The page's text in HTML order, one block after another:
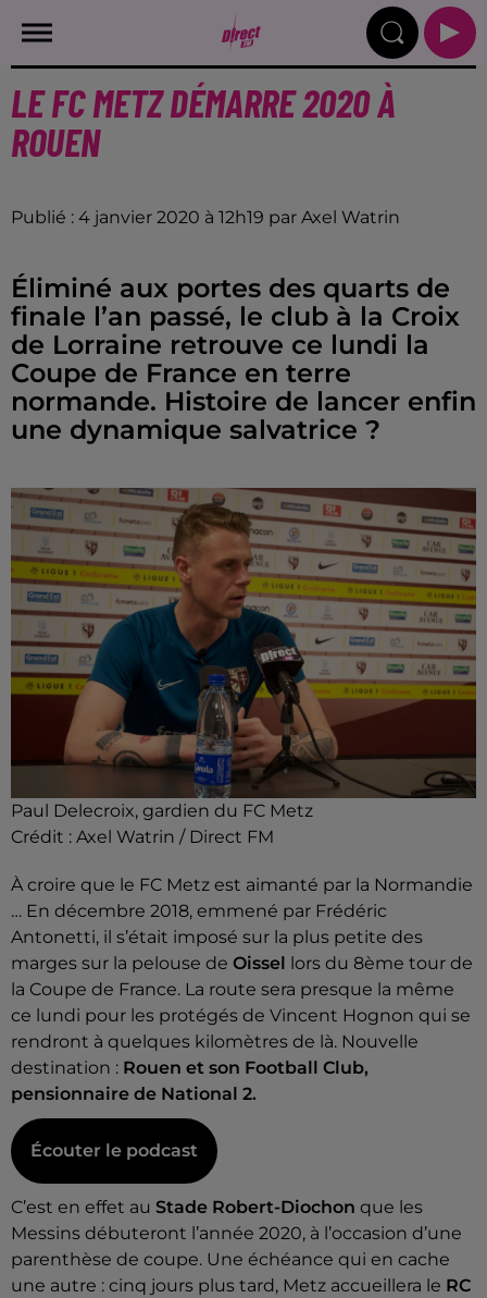
LE FC METZ DÉMARRE 2020 À
ROUEN
Publié : 4 janvier 2020 à 12h19 par Axel Watrin
Éliminé aux portes des quarts de
finale l’an passé, le club à la Croix
de Lorraine retrouve ce lundi la
Coupe de France en terre
normande. Histoire de lancer enfin
une dynamique salvatrice ?
Paul Delecroix, gardien du FC Metz
Crédit : Axel Watrin / Direct FM
À croire que le FC Metz est aimanté par la Normandie
… En décembre 2018, emmené par Frédéric
Antonetti, il s’était imposé sur la plus petite des
marges sur la pelouse de Oissel
lors du 8ème tour de
la Coupe de France. La route sera presque la même
ce lundi pour les protégés de Vincent Hognon qui se
rendront à quelques kilomètres de là. Nouvelle
destination : Rouen et son Football Club,
pensionnaire de National 2.
Écouter le podcast
C’est en effet au Stade Robert-Diochon que les
Messins débuteront l’année 2020, à l’occasion d’une
parenthèse de coupe. Une échéance qui en cache
une autre : cinq jours plus tard, Metz accueillera le RC